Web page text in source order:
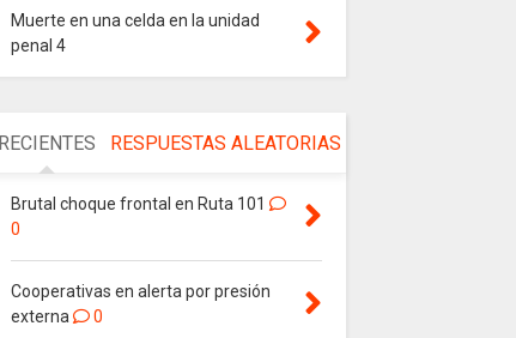
Muerte en una celda en la unidad
penal 4
RECIENTES RESPUESTAS ALEATORIAS
Brutal choque frontal en Ruta 101
0
Cooperativas en alerta por presión
externa
0